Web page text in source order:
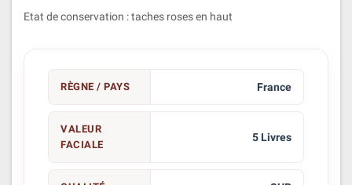
Etat de conservation : taches roses en haut
RÈGNE / PAYS France
VALEUR
FACIALE
5 Livres